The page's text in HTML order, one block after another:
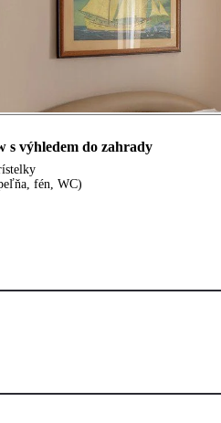
s výhledem do zahrady
fén, WC)